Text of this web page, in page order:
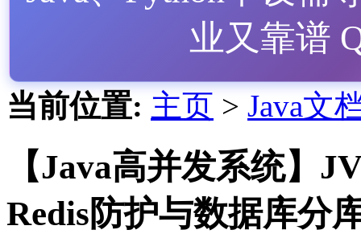
业又靠谱
当前位置: 主页 > Java文
【Java高并发系统】
Redis防护与数据库分